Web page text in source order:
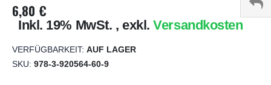
6,80 €
Inkl. 19% MwSt. , exkl.Versandkosten
VERFÜGBARKEIT: AUF LAGER
SKU 978-3-920564-60-9